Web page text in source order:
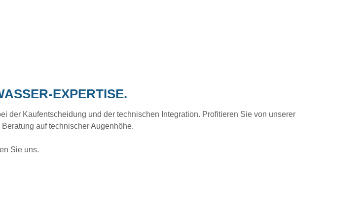
EXPERTISE.
der Kaufentscheidung und der technischen Integration. Profitieren Sie von unserer
auf technischer Augenhöhe.
Sie uns.